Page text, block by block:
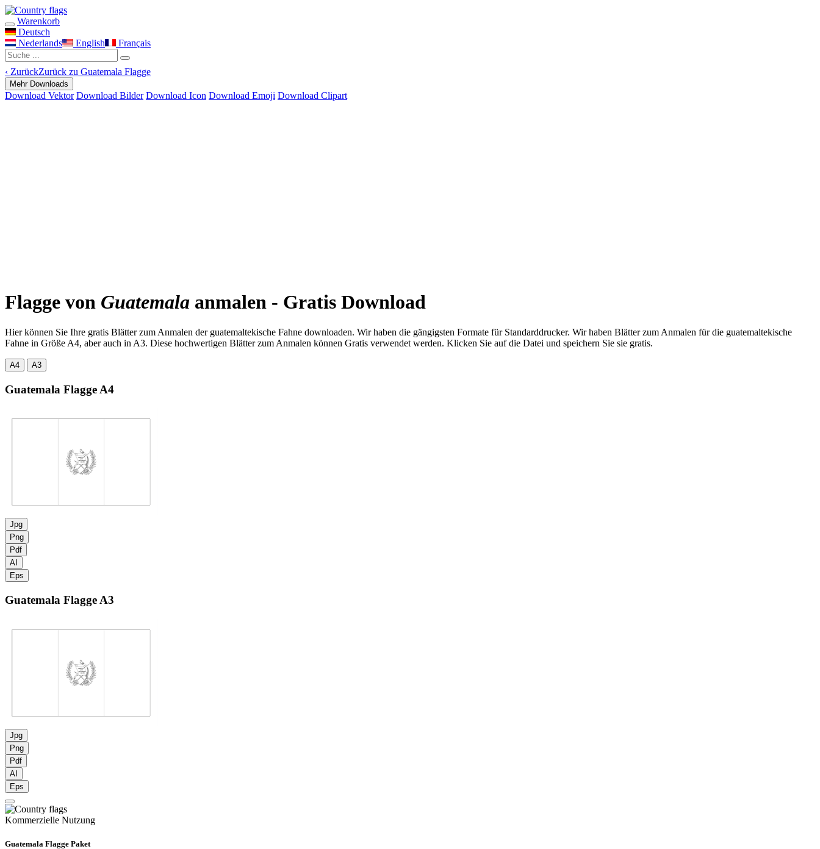
Warenkorb
Deutsch
Nederlands
English Français
‹ ZurückZurück zu Guatemala Flagge
Mehr Downloads
Download Vektor Download Bilder Download Icon Download Emoji Download Clipart
Flagge von Guatemala anmalen - Gratis Download
Hier können Sie Ihre gratis Blätter zum Anmalen der guatemaltekische Fahne downloaden. Wir haben die gängigsten Formate für Standarddrucker. Wir haben Blätter zum Anmalen für die guatemaltekische
Fahne in Größe A4, aber auch in A3. Diese hochwertigen Blätter zum Anmalen können Gratis verwendet werden. Klicken Sie auf die Datei und speichern Sie sie gratis.
A4 A3
Guatemala Flagge A4
Jpg
Png
Pdf
AI
Eps
Guatemala Flagge A3
Jpg
Png
Pdf
AI
Eps
Kommerzielle Nutzung
Guatemala Flagge Paket